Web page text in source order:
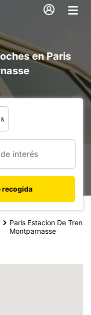
en Paris
recogida
Paris Estacion De Tren
Montparnasse